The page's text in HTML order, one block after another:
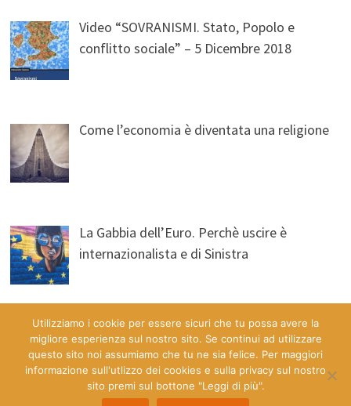
Video “SOVRANISMI. Stato, Popolo e
conflitto sociale” – 5 Dicembre 2018
Come l’economia è diventata una religione
La Gabbia dell’Euro. Perchè uscire è
internazionalista e di Sinistra
Copyright © 2026Economia & Democrazia a Misura d'Uomo
Utilizziamo i cookie per essere sicuri che tu possa avere la
migliore esperienza sul nostro sito. Se continui ad utilizzare
questo sito noi assumiamo che tu ne sia felice. Per maggiori
informazione sull'utlizzo dei cookies e sulla privacy sul nostro
sito premi sul bottone "Leggi di più".